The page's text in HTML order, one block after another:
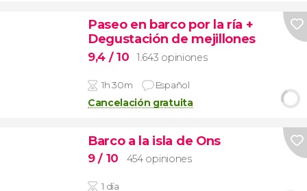
Paseo en barco por la ría +
Degustación de mejillones
9,4 / 10 1.643 opiniones
1h 30m Español
Cancelación gratuita
Barco a la isla de Ons
9/ 10 454 opiniones
1 día